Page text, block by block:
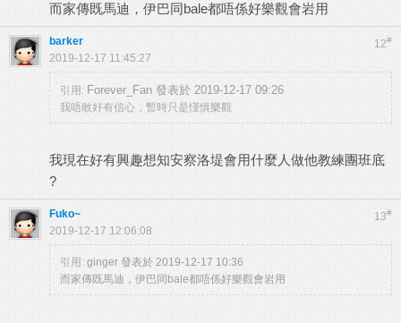
而家傳既馬迪，伊巴同bale都唔係好樂觀會岩用
12#
barker
2019-12-17 11:45:27
引用: Forever_Fan 發表於 2019-12-17 09:26
我唔敢好有信心，暫時只是慬慎樂觀
我現在好有興趣想知安察洛堤會用什麼人做他教練團班底
?
13#
Fuko~
2019-12-17 12:06:08
引用: ginger 發表於 2019-12-17 10:36
而家傳既馬迪，伊巴同bale都唔係好樂觀會岩用